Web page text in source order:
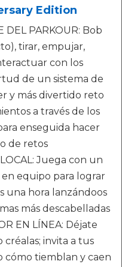
Edition
DEL PARKOUR: Bob
tirar, empujar,
con los
de un sistema de
y más divertido reto
a través de los
enseguida hacer
de retos
Juega con un
equipo para lograr
una hora lanzándoos
más descabelladas
EN LÍNEA: Déjate
créalas; invita a tus
cómo tiemblan y caen